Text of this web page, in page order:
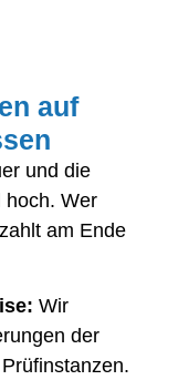
auf
und die
hoch. Wer
am Ende
Wir
der